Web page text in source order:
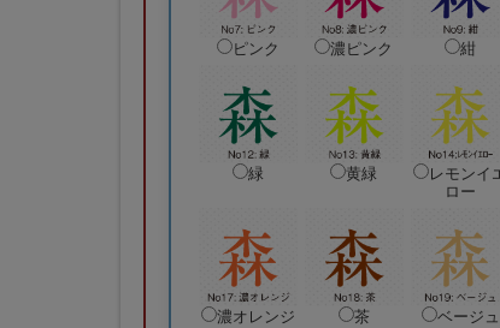
ピンク 濃ピンク 紺
緑 黄緑
レモンイ
ロー
濃オレンジ 茶 ベージュ